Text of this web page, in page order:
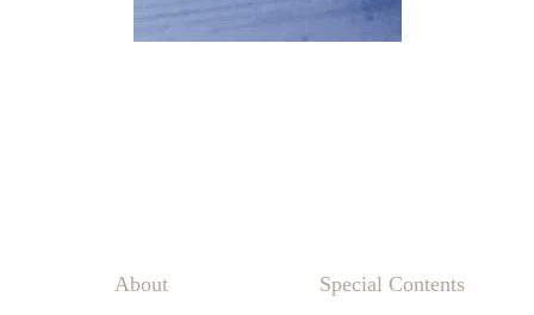
About Special Contents